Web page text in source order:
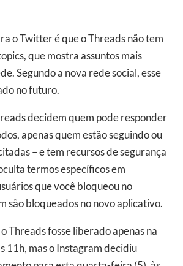
o Twitter é que o Threads não tem
que mostra assuntos mais
Segundo a nova rede social, esse
no futuro.
decidem quem pode responder
apenas quem estão seguindo ou
– e tem recursos de segurança
termos específicos em
que você bloqueou no
são bloqueados no novo aplicativo.
Threads fosse liberado apenas na
11h, mas o Instagram decidiu